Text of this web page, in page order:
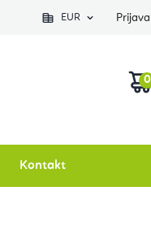
EUR Prijava
Kontakt